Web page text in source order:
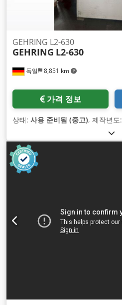
독일 8,851 km
GEHRING L2-630
GEHRING L2-630
가격 정보
상태: 사용 준비됨 (중고), 제작년도: